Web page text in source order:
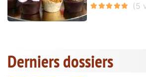
Derniers dossiers